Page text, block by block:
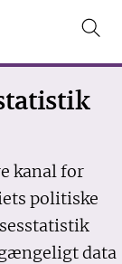
kanal for
politiske
data